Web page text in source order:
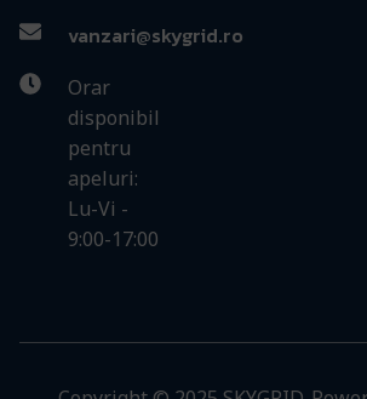
vanzari@skygrid.ro
Orar
disponibil
pentru
apeluri:
Lu-Vi -
9:00-17:00